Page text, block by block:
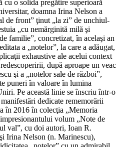
cu o solida pregătire superioară
doamna Irina Nelson a
de front” ţinut „la zi” de unchiul-
„cu nemărginită milă şi
familie”, concretizat, în acelaşi an
a „notelor”, la care a adăugat,
exhaustive ale acelui context
după aproape un veac
şi a „notelor sale de război”,
puneri în valoare în lumina
Pe această linie se înscriu într-o
dedicate rememorării
în 2016 în colecţia „Memoria
volum „Note de
val”, cu doi autori, Ioan R.
Irina Nelson (n. Marinescu),